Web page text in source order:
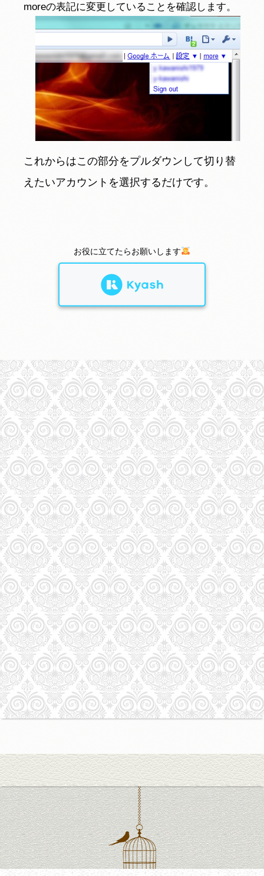
moreの表記に変更していることを確認します。
これからはこの部分をプルダウンして切り替
えたいアカウントを選択するだけです。
お役に立てたらお願いします